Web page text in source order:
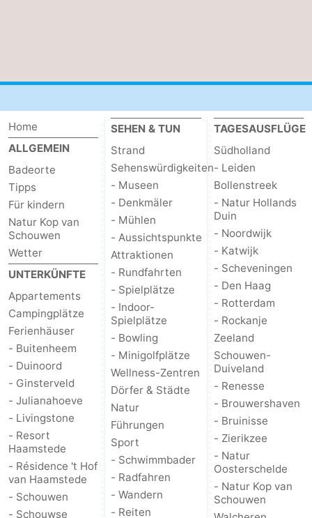
Home
ALLGEMEIN
Badeorte
Tipps
Für kindern
Natur Kop van
Schouwen
Wetter
UNTERKÜNFTE
Appartements
Campingplätze
Ferienhäuser
- Buitenheem
- Duinoord
- Ginsterveld
- Julianahoeve
- Livingstone
- Resort
Haamstede
- Résidence 't Hof
van Haamstede
- Schouwen
- Schouwse
SEHEN & TUN
Strand
Sehenswürdigkeiten
- Museen
- Denkmäler
- Mühlen
- Aussichtspunkte
Attraktionen
- Rundfahrten
- Spielplätze
- Indoor-
Spielplätze
- Bowling
- Minigolfplätze
Wellness-Zentren
Dörfer & Städte
Natur
Führungen
Sport
- Schwimmbader
- Radfahren
- Wandern
- Reiten
TAGESAUSFLÜGE
Südholland
- Leiden
Bollenstreek
- Natur Hollands
Duin
- Noordwijk
- Katwijk
- Scheveningen
- Den Haag
- Rotterdam
- Rockanje
Zeeland
Schouwen-
Duiveland
- Renesse
- Brouwershaven
- Bruinisse
- Zierikzee
- Natur
Oosterschelde
- Natur Kop van
Schouwen